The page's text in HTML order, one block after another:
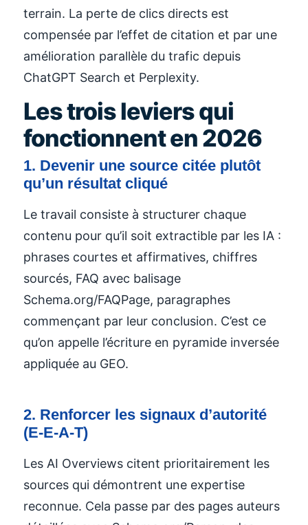
terrain. La perte de clics directs est
compensée par l’effet de citation et par une
amélioration parallèle du trafic depuis
ChatGPT Search et Perplexity.
Les trois leviers qui
fonctionnent en 2026
1. Devenir une source citée plutôt
qu’un résultat cliqué
Le travail consiste à structurer chaque
contenu pour qu’il soit extractible par les IA :
phrases courtes et affirmatives, chiffres
sourcés, FAQ avec balisage
Schema.org/FAQPage, paragraphes
commençant par leur conclusion. C’est ce
qu’on appelle l’écriture en pyramide inversée
appliquée au GEO.
2. Renforcer les signaux d’autorité
(E-E-A-T)
Les AI Overviews citent prioritairement les
sources qui démontrent une expertise
reconnue. Cela passe par des pages auteurs